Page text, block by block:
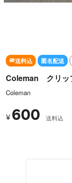
送料込 匿名配送
Coleman クリッ
Coleman
¥ 600 送料込